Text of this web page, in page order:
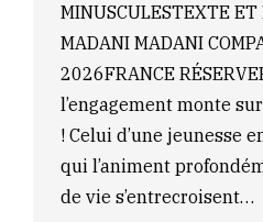
MINUSCULESTEXTE ET
MADANI MADANI
2026FRANCE
l’engagement monte
! Celui d’une jeunesse
qui l’animent
de vie s’entrecroisent…